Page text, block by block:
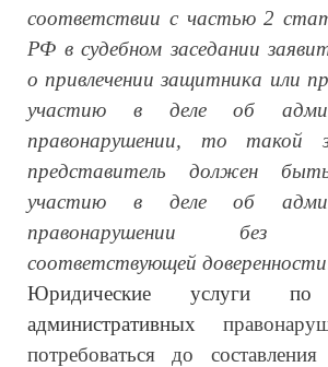
соответствии с частью 2
РФ в судебном заседании
о привлечении защитника или
участию в деле об
правонарушении, то такой
представитель должен
участию в деле об
правонарушении без
соответствующей доверенности
Юридические услуги
административных
потребоваться до